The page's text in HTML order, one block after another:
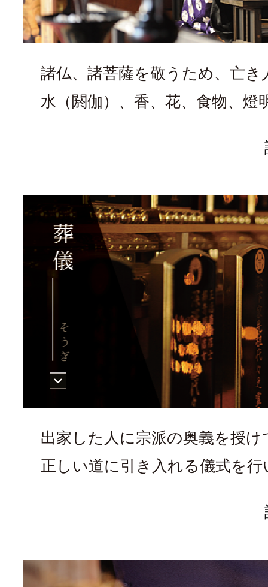
諸仏、諸菩薩を敬うため、亡
水（閼伽）、香、花、食物、燈
出家した人に宗派の奥義を授
正しい道に引き入れる儀式を行